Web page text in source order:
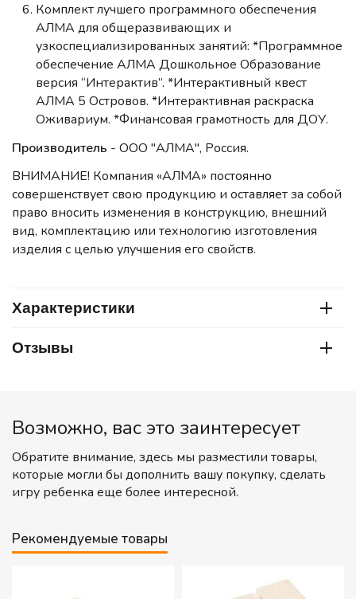
Комплект лучшего программного обеспечения
АЛМА для общеразвивающих и
узкоспециализированных занятий: *Программное
обеспечение АЛМА Дошкольное Образование
версия “Интерактив”. *Интерактивный квест
АЛМА 5 Островов. *Интерактивная раскраска
Оживариум. *Финансовая грамотность для ДОУ.
Производитель - ООО "АЛМА", Россия.
ВНИМАНИЕ! Компания «АЛМА» постоянно
совершенствует свою продукцию и оставляет за собой
право вносить изменения в конструкцию, внешний
вид, комплектацию или технологию изготовления
изделия с целью улучшения его свойств.
Характеристики
Отзывы
Возможно, вас это заинтересует
Обратите внимание, здесь мы разместили товары,
которые могли бы дополнить вашу покупку, сделать
игру ребенка еще более интересной.
Рекомендуемые товары